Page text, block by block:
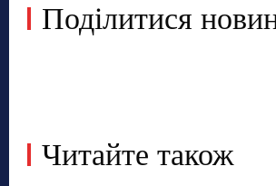
Поділитися
Читайте також